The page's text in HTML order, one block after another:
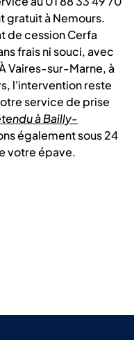
gratuit à Nemours.
de cession Cerfa
frais ni souci, avec
Vaires-sur-Marne, à
l'intervention reste
service de prise
à Bailly-
également sous 24
votre épave.